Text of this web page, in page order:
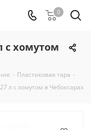
0
с хомутом
- Пластиковая тара -
л с хомутом в Чебоксарах